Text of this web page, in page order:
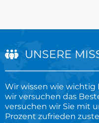
UNSERE
Wir wissen wie wichtig
wir versuchen das
versuchen wir Sie mit
Prozent zufrieden